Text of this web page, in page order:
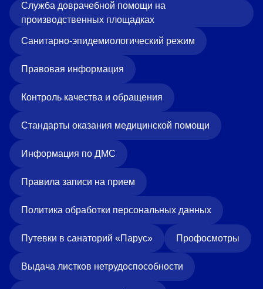
Служба доврачебной помощи на
производственных площадках
Санитарно-эпидемиологический режим
Правовая информация
Контроль качества и обращения
Стандарты оказания медицинской помощи
Информация по ДМС
Правила записи на прием
Политика обработки персональных данных
Путевки в санаторий «Парус» Профосмотры
Выдача листков нетрудоспособности